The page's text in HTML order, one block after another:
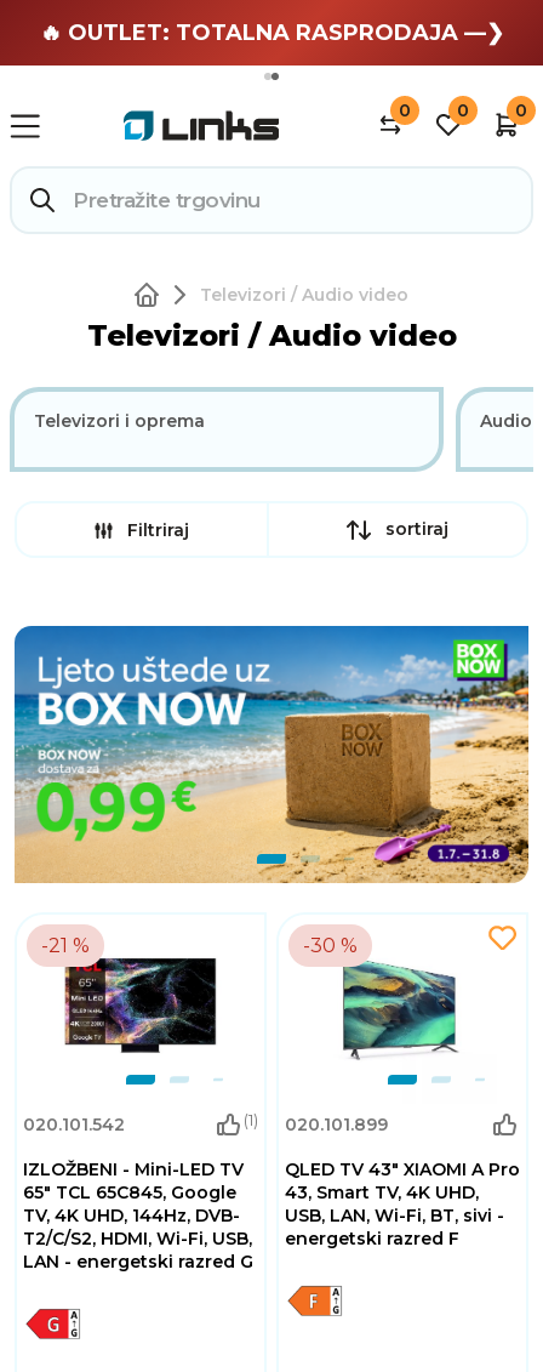
🏄 Zaslužuješ odmor —❯
🔥 OUTLET: TOTALNA RASPRODAJA —❯
0 0 0
Televizori / Audio video
Televizori / Audio video
Televizori i oprema Audio
Filtriraj sortiraj
-21 %
020.101.542 (1)
IZLOŽBENI - Mini-LED TV
65" TCL 65C845, Google
TV, 4K UHD, 144Hz, DVB-
T2/C/S2, HDMI, Wi-Fi, USB,
LAN - energetski razred G
-30 %
020.101.899
QLED TV 43" XIAOMI A Pro
43, Smart TV, 4K UHD,
USB, LAN, Wi-Fi, BT, sivi -
energetski razred F